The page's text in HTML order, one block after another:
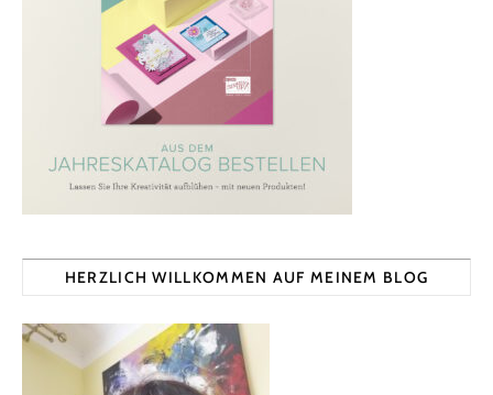
HERZLICH WILLKOMMEN AUF MEINEM BLOG